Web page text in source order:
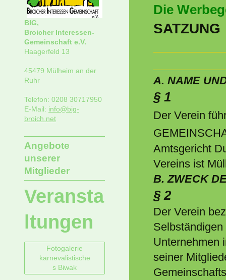
Die
SATZUNG
A. NAME
§ 1
Der Verein
Amtsgericht
Vereins ist
B. ZWECK
§ 2
Der Verein
Unternehmen
seiner
BIG,
Broicher Interessen-
Gemeinschaft e.V.
Haagerfeld 13
45479 Mülheim an der
Ruhr
Telefon: 0208 30717950
E-Mail: info@big-
broich.net
Angebote
unserer
Mitglieder
Veransta
ltungen
Fotogalerie
karnevalistische
s Biwak